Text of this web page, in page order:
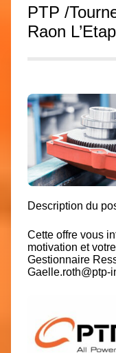
PTP /
Raon
Description du
Cette offre vous
motivation et
Gestionnaire
Gaelle.roth@ptp-